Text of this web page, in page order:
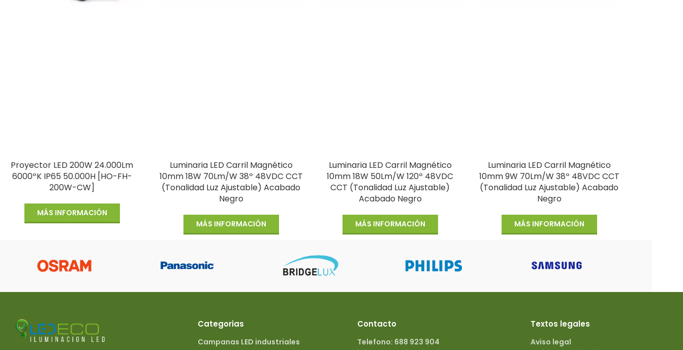
Proyector LED 200W 24.000Lm
6000ºK IP65 50.000H [HO-FH-
200W-CW]
MÁS INFORMACIÓN
Luminaria LED Carril Magnético
10mm 18W 70Lm/W 38º 48VDC CCT
(Tonalidad Luz Ajustable) Acabado
Negro
MÁS INFORMACIÓN
Luminaria LED Carril Magnético
10mm 18W 50Lm/W 120º 48VDC
CCT (Tonalidad Luz Ajustable)
Acabado Negro
MÁS INFORMACIÓN
Luminaria LED Carril Magnético
10mm 9W 70Lm/W 38º 48VDC CCT
(Tonalidad Luz Ajustable) Acabado
Negro
MÁS INFORMACIÓN
Categorias
Campanas LED industriales
Contacto
Telefono: 688 923 904
Textos legales
Aviso legal